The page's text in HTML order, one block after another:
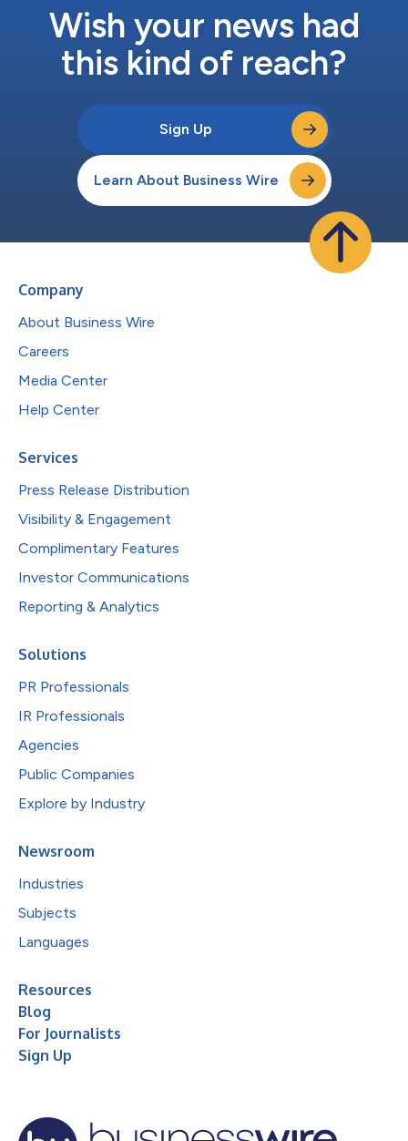
でコスト効率の高いソリューションを実現し、その採用...
Wish your news had
this kind of reach?
Sign Up
Learn About Business Wire
Company
About Business Wire
Careers
Media Center
Help Center
Services
Press Release Distribution
Visibility & Engagement
Complimentary Features
Investor Communications
Reporting & Analytics
Solutions
PR Professionals
IR Professionals
Agencies
Public Companies
Explore by Industry
Newsroom
Industries
Subjects
Languages
Resources
Blog
For Journalists
Sign Up